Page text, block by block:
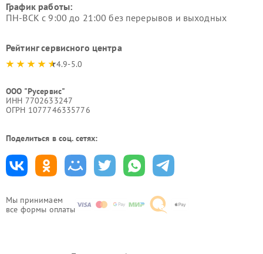
Мы принимаем
все формы оплаты
График работы:
ПН-ВСК с 9:00 до 21:00 без перерывов и выходных
Рейтинг сервисного центра
4.9-5.0
ООО "Русервис"
ИНН 7702633247
ОГРН 1077746335776
Поделиться в соц. сетях: